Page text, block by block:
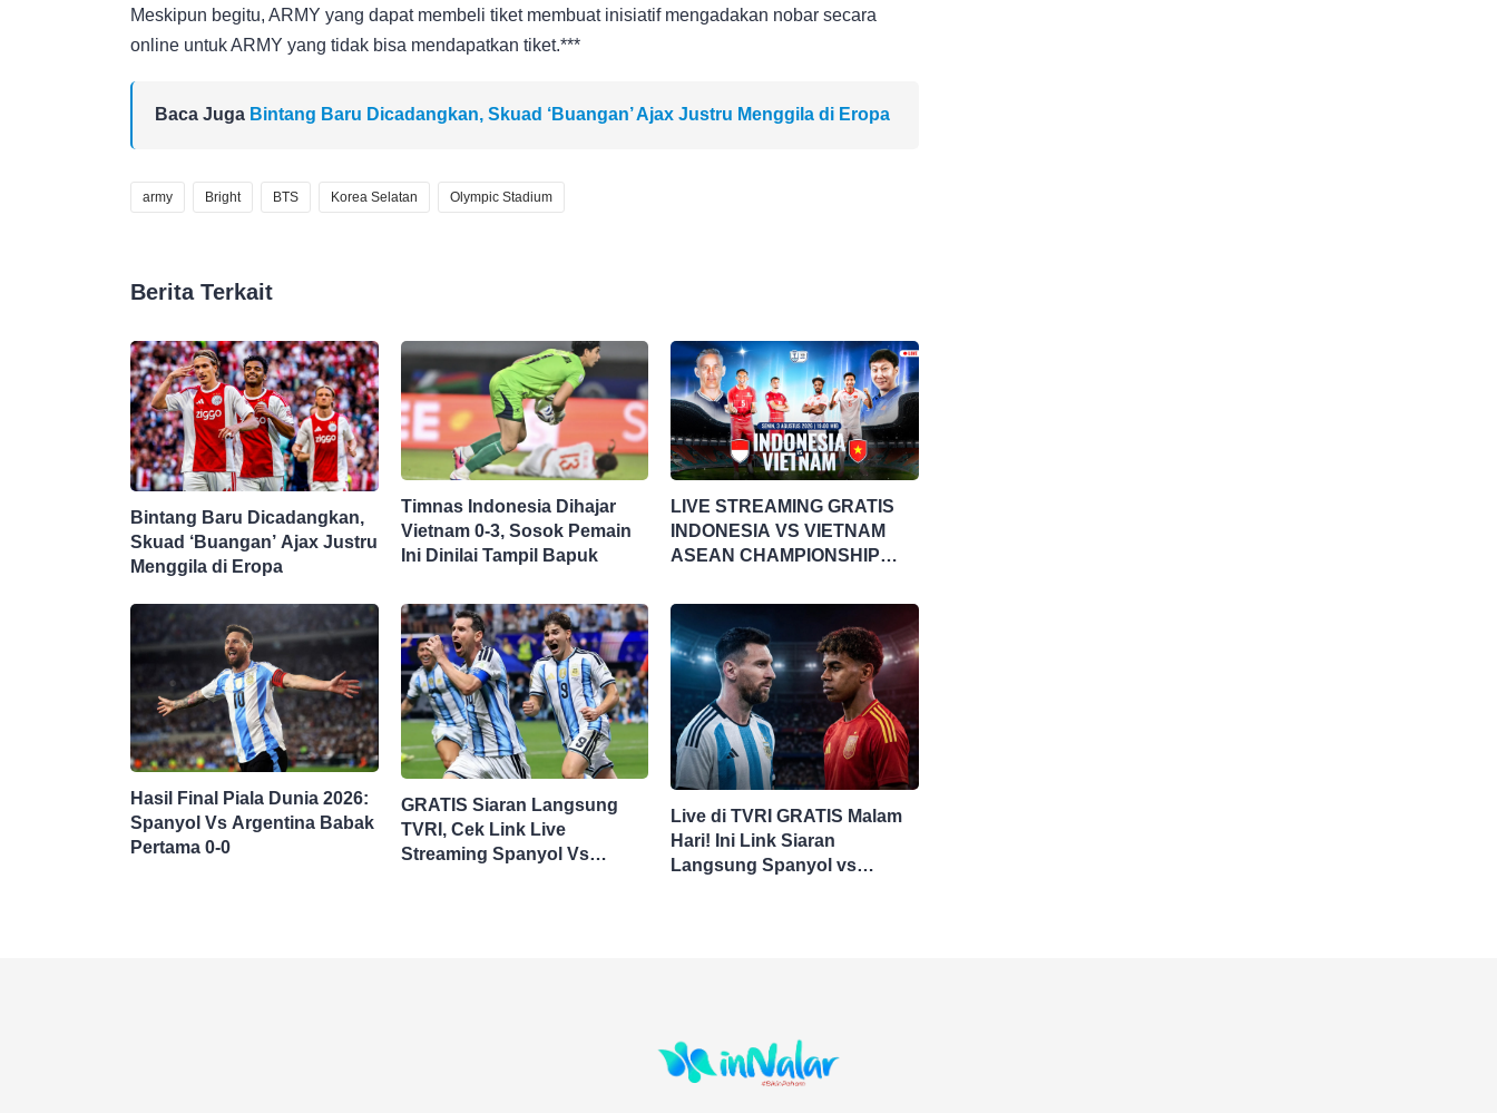
Meskipun begitu, ARMY yang dapat membeli tiket membuat inisiatif mengadakan nobar secara
online untuk ARMY yang tidak bisa mendapatkan tiket.***
Baca Juga Bintang Baru Dicadangkan, Skuad ‘Buangan’ Ajax Justru Menggila di Eropa
army Bright BTS Korea Selatan Olympic Stadium
Berita Terkait
Bintang Baru Dicadangkan,
Skuad ‘Buangan’ Ajax Justru
Menggila di Eropa
Timnas Indonesia Dihajar
Vietnam 0-3, Sosok Pemain
Ini Dinilai Tampil Bapuk
LIVE STREAMING GRATIS
INDONESIA VS VIETNAM
ASEAN CHAMPIONSHIP
Hasil Final Piala Dunia 2026:
Spanyol Vs Argentina Babak
Pertama 0-0
GRATIS Siaran Langsung
TVRI, Cek Link Live
Streaming Spanyol Vs
Live di TVRI GRATIS Malam
Hari! Ini Link Siaran
Langsung Spanyol vs